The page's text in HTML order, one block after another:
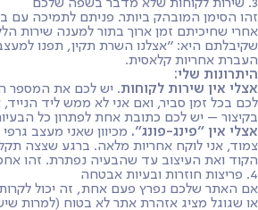
3. שירות לקוחות שלא מדבר בשפה שלכם
זהו הסימן המובהק ביותר. פניתם לתמיכה עם
אחרי שחיכיתם זמן ארוך בתור למענה שירות
שקיבלתם היא: "אצלנו השרת תקין, תפנו
העברת אחריות קלאסית.
היתרונות שלי:
אצלי אין שירות לקוחות. יש לכם את המספר
לכם בכל זמן סביר, ואם אני לא ממש ליד הנייד,
בקיצור – יש לכם כתובת אחת לפתרון כל
אצלי אין "פינג-פונג". מכיוון שאני מעצב גרפי
צמוד, אני לוקח אחריות מלאה. ברגע שצצה
הקוד ואת העיצוב עד שהבעיה נפתרת. זהו
4. פריצות חוזרות ובעיות אבטחה
אם האתר שלכם נפרץ פעם אחת, זה יכול